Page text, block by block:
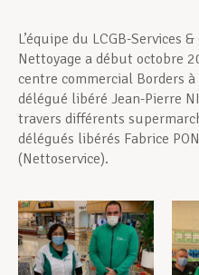
L’équipe du LCGB-Services
Nettoyage a début octobre
centre commercial Borders
délégué libéré Jean-Pierre
travers différents
délégués libérés Fabrice
(Nettoservice).